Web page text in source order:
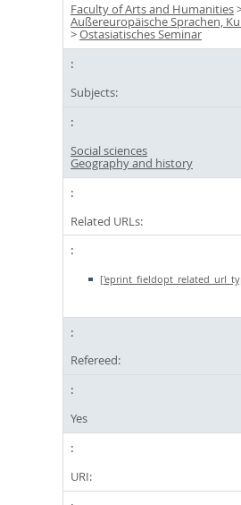
Faculty of Arts and Humanities
Außereuropäische Sprachen,
>Ostasiatisches Seminar
Subjects:
Social sciences
Geography and history
Related URLs:
Refereed:
Yes
URI: